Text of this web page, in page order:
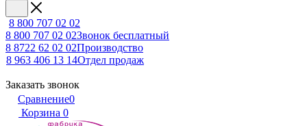
8 800 707 02 02
8 800 707 02 02Звонок бесплатный
8 8722 62 02 02Производство
8 963 406 13 14Отдел продаж
Заказать звонок
Сравнение0
Корзина 0